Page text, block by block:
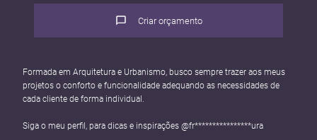
Criar orçamento
Formada em Arquitetura e Urbanismo, busco sempre trazer aos meus
projetos o conforto e funcionalidade adequando as necessidades de
cada cliente de forma individual.
Siga o meu perfil, para dicas e inspirações @fr****************ura